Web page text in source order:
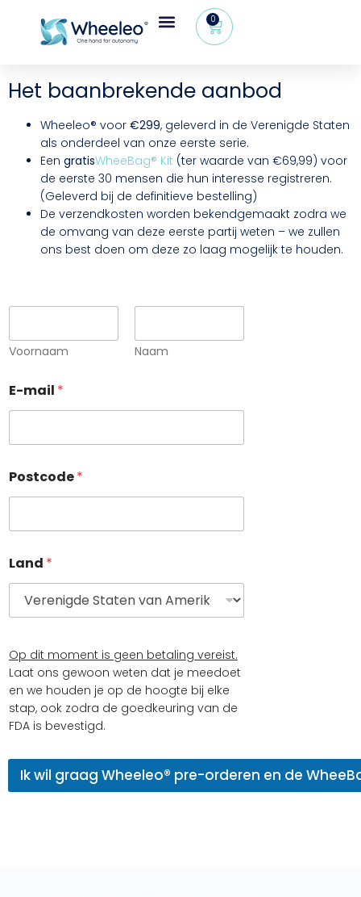
0
Het baanbrekende aanbod
Wheeleo® voor €299, geleverd in de Verenigde Staten
als onderdeel van onze eerste serie.
Een gratisWheeBag® Kit (ter waarde van €69,99) voor
de eerste 30 mensen die hun interesse registreren.
(Geleverd bij de definitieve bestelling)
De verzendkosten worden bekendgemaakt zodra we
de omvang van deze eerste partij weten – we zullen
ons best doen om deze zo laag mogelijk te houden.
V
o
r
a
c
t
e
n
a
m
*
Voornaam Naam
E-mail *
Postcode*
Land *
Op dit moment is geen betaling vereist.
Laat ons gewoon weten dat je meedoet
en we houden je op de hoogte bij elke
stap, ook zodra de goedkeuring van de
FDA is bevestigd.
Ik wil graag Wheeleo® pre-orderen en de